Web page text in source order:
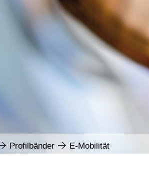
Profilbänder E-Mobilität